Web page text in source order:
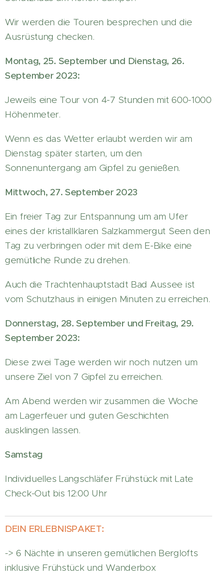
Wir werden die Touren besprechen und die
Ausrüstung checken.
Montag, 25. September und Dienstag, 26.
September 2023:
Jeweils eine Tour von 4-7 Stunden mit 600-1000
Höhenmeter.
Wenn es das Wetter erlaubt werden wir am
Dienstag später starten, um den
Sonnenuntergang am Gipfel zu genießen.
Mittwoch, 27. September 2023
Ein freier Tag zur Entspannung um am Ufer
eines der kristallklaren Salzkammergut Seen den
Tag zu verbringen oder mit dem E-Bike eine
gemütliche Runde zu drehen.
Auch die Trachtenhauptstadt Bad Aussee ist
vom Schutzhaus in einigen Minuten zu erreichen.
Donnerstag, 28. September und Freitag, 29.
September 2023:
Diese zwei Tage werden wir noch nutzen um
unsere Ziel von 7 Gipfel zu erreichen.
Am Abend werden wir zusammen die Woche
am Lagerfeuer und guten Geschichten
ausklingen lassen.
Samstag
Individuelles Langschläfer Frühstück mit Late
Check-Out bis 12:00 Uhr
DEIN ERLEBNISPAKET:
-> 6 Nächte in unseren gemütlichen Berglofts
inklusive Frühstück und Wanderbox